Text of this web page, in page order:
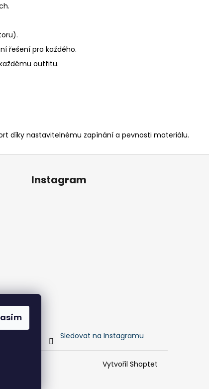
řešení pro každého.
outfitu.
díky nastavitelnému zapínání a pevnosti materiálu.
Instagram
Sledovat na Instagramu
Vytvořil Shoptet